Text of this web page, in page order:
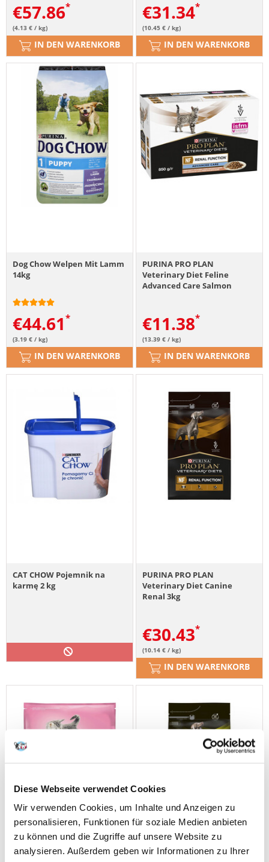
Diese Webseite verwendet Cookies
Wir verwenden Cookies, um Inhalte und Anzeigen zu
personalisieren, Funktionen für soziale Medien anbieten
zu können und die Zugriffe auf unsere Website zu
analysieren. Außerdem geben wir Informationen zu Ihrer
€57.86
(4.13 € / kg)
IN DEN WARENKORB
€31.34
(10.45 € / kg)
IN DEN WARENKORB
Dog Chow Welpen Mit Lamm
14kg
€44.61
(3.19 € / kg)
IN DEN WARENKORB
PURINA PRO PLAN
Veterinary Diet Feline
Advanced Care Salmon
€11.38
(13.39 € / kg)
IN DEN WARENKORB
CAT CHOW Pojemnik na
karmę 2 kg
PURINA PRO PLAN
Veterinary Diet Canine
Renal 3kg
€30.43
(10.14 € / kg)
IN DEN WARENKORB